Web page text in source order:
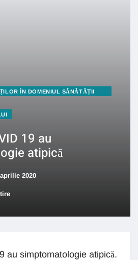
ÎN DOMENIUL SĂNĂTĂȚII
19 au
atipică
2020
au simptomatologie atipică.